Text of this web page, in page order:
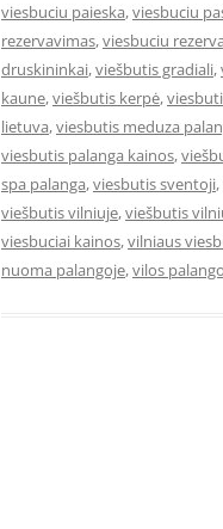
viesbuciu paieska,viesbuciu
rezervavimas,viesbuciu
druskininkai,viešbutis gradiali,
kaune,viešbutis kerpė,
lietuva,viesbutis meduza
viesbutis palanga kainos,
spa palanga,viesbutis sventoji,
viešbutis vilniuje,viešbutis
viesbuciai kainos,vilniaus
nuoma palangoje,vilos